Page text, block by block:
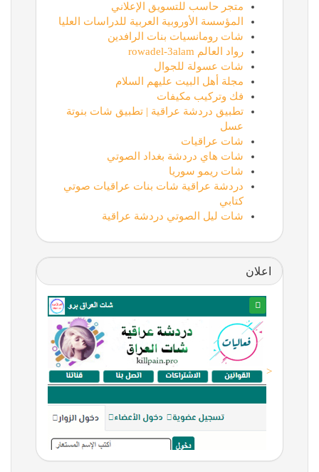
متجر حاسب للتسويق الإعلاني
المؤسسة الأوروبية العربية للدراسات العليا
شات رومانسيات بنات الرافدين
رواد العالم rowadel-3alam
شات عسولة للجوال
مجلة أهل البيت عليهم السلام
فك وتركيب مكيفات
تطبيق دردشة عراقية | تطبيق شات بنوتة
عسل
شات عراقيات
شات هاي دردشة بغداد الصوتي
شات ريمو سوريا
دردشة عراقية شات بنات عراقيات صوتي
كتابي
شات ليل الصوتي دردشة عراقية
اعلان
<